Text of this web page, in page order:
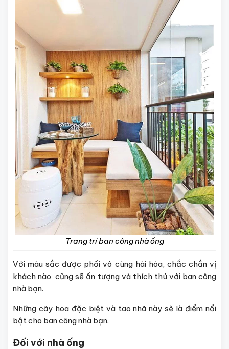
Trang trí ban công nhà ống
Với màu sắc được phối vô cùng hài hòa, chắc chắn vị
khách nào cũng sẽ ấn tượng và thích thú với ban công
nhà bạn.
Những cây hoa đặc biệt và tao nhã này sẽ là điểm nổi
bật cho ban công nhà bạn.
Đối với nhà ống